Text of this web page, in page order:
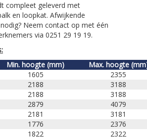
compleet geleverd met
en loopkat. Afwijkende
Neem contact op met één
via 0251 29 19 19.
Min. hoogte (mm)
Max. hoogte
1605
2355
2188
3188
2188
3188
2879
4079
2181
3181
1776
2376
1822
2322